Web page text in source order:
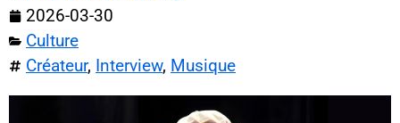
2026-03-30
Culture
Créateur, Interview, Musique